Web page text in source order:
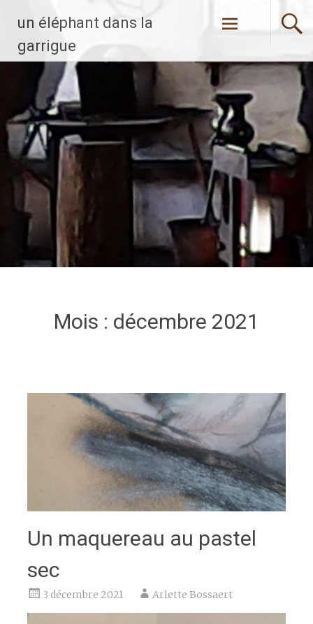
contenu
principal
un éléphant dans la
garrigue
Mois : décembre 2021
Un maquereau au pastel
sec
3 décembre 2021 Arlette Bossaert